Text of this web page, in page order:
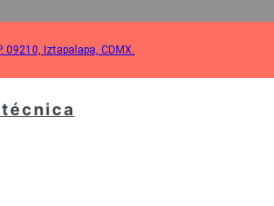
09210, Iztapalapa, CDMX.